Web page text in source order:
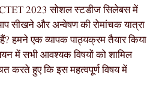
2023 सोशल स्टडीज सिलेबस में
सीखने और अन्वेषण की रोमांचक यात्रा
हमने एक व्यापक पाठ्यक्रम तैयार किया
में सभी आवश्यक विषयों को शामिल
करते हुए कि इस महत्वपूर्ण विषय में